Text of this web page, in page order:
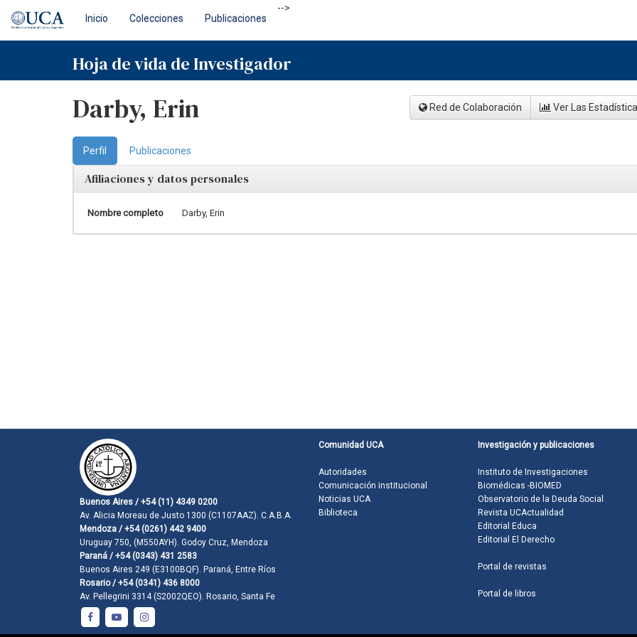
navigation
Inicio Colecciones Publicaciones
-->
Hoja de vida de Investigador
Darby, Erin Red de Colaboración Ver Las
Perfil Publicaciones
Afiliaciones y datos personales
Nombre completo Darby, Erin
Buenos Aires / +54 (11) 4349 0200
Av. Alicia Moreau de Justo 1300 (C1107AAZ). C.A.B.A.
Mendoza / +54 (0261) 442 9400
Uruguay 750, (M550AYH). Godoy Cruz, Mendoza
Paraná / +54 (0343) 431 2583
Buenos Aires 249 (E3100BQF). Paraná, Entre Ríos
Rosario / +54 (0341) 436 8000
Av. Pellegrini 3314 (S2002QEO). Rosario, Santa Fe
Comunidad UCA
Autoridades
Comunicación institucional
Noticias UCA
Biblioteca
Investigación y publicaciones
Instituto de Investigaciones
Biomédicas -BIOMED
Observatorio de la Deuda Social
Revista UCActualidad
Editorial Educa
Editorial El Derecho
Portal de revistas
Portal de libros